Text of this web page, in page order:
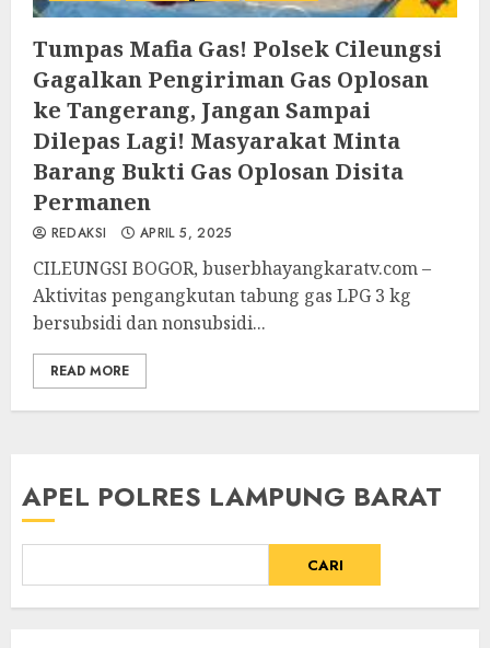
Tumpas Mafia Gas! Polsek Cileungsi
Gagalkan Pengiriman Gas Oplosan
ke Tangerang, Jangan Sampai
Dilepas Lagi! Masyarakat Minta
Barang Bukti Gas Oplosan Disita
Permanen
REDAKSI APRIL 5, 2025
CILEUNGSI BOGOR, buserbhayangkaratv.com –
Aktivitas pengangkutan tabung gas LPG 3 kg
bersubsidi dan nonsubsidi...
READ MORE
APEL POLRES LAMPUNG BARAT
CARI